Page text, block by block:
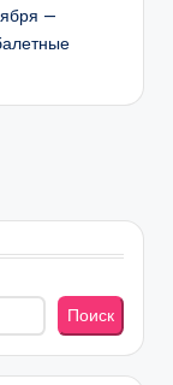
—
Поиск